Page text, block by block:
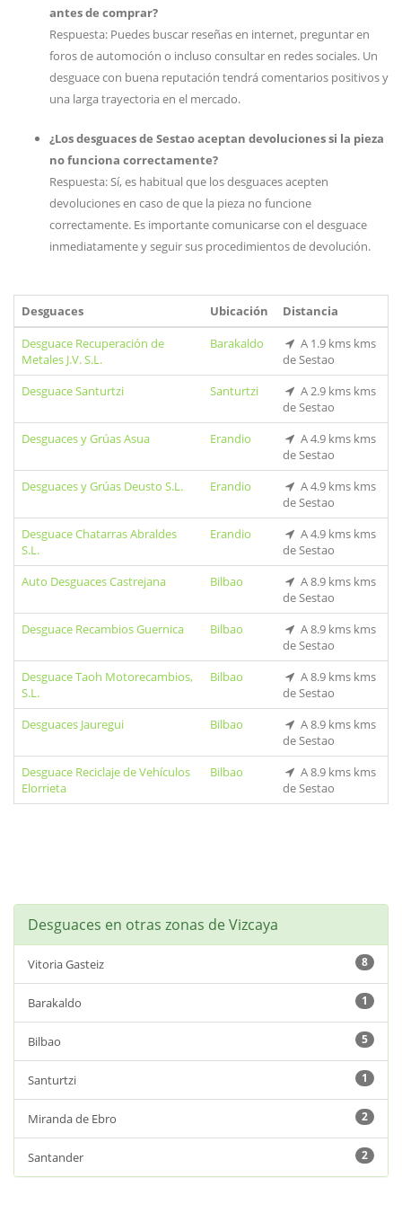
antes de comprar?
Respuesta: Puedes buscar reseñas en internet, preguntar en
foros de automoción o incluso consultar en redes sociales. Un
desguace con buena reputación tendrá comentarios positivos y
una larga trayectoria en el mercado.
¿Los desguaces de Sestao aceptan devoluciones si la pieza
no funciona correctamente?
Respuesta: Sí, es habitual que los desguaces acepten
devoluciones en caso de que la pieza no funcione
correctamente. Es importante comunicarse con el desguace
inmediatamente y seguir sus procedimientos de devolución.
Desguaces Ubicación
Distancia
Desguace Recuperación de
Metales J.V. S.L.
Barakaldo
A 1.9 kms kms
de Sestao
Desguace Santurtzi
Santurtzi
A 2.9 kms kms
de Sestao
Desguaces y Grúas Asua
Erandio
A 4.9 kms kms
de Sestao
Desguaces y Grúas Deusto S.L.
Erandio
A 4.9 kms kms
de Sestao
Desguace Chatarras Abraldes
S.L.
Erandio
A 4.9 kms kms
de Sestao
Auto Desguaces Castrejana
Bilbao
A 8.9 kms kms
de Sestao
Desguace Recambios Guernica
Bilbao
A 8.9 kms kms
de Sestao
Desguace Taoh Motorecambios,
S.L.
Bilbao
A 8.9 kms kms
de Sestao
Desguaces Jauregui
Bilbao
A 8.9 kms kms
de Sestao
Desguace Reciclaje de Vehículos
Elorrieta
Bilbao
A 8.9 kms kms
de Sestao
Desguaces en otras zonas de Vizcaya
Vitoria Gasteiz 8
Barakaldo 1
Bilbao 5
Santurtzi 1
Miranda de Ebro 2
Santander 2